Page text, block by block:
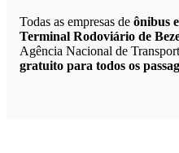
Todas as empresas de ônibus
Terminal Rodoviário de
Agência Nacional de
gratuito para todos os